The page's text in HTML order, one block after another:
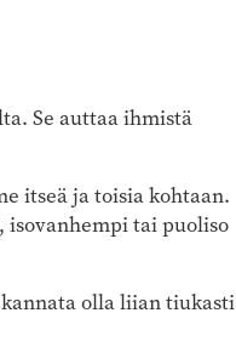
Se auttaa ihmistä
itseä ja toisia kohtaan.
tai puoliso
olla liian tiukasti